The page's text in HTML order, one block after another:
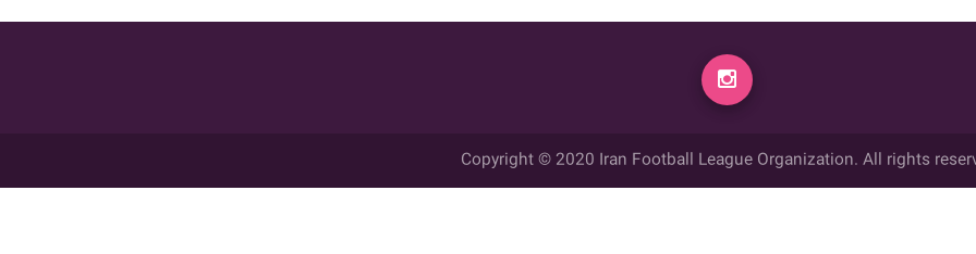
Copyright © 2020 Iran Football League Organization. All rights